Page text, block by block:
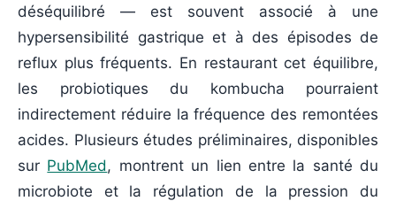
déséquilibré — est souvent associé à une
hypersensibilité gastrique et à des épisodes de
reflux plus fréquents. En restaurant cet équilibre,
les probiotiques du kombucha pourraient
indirectement réduire la fréquence des remontées
acides. Plusieurs études préliminaires, disponibles
sur PubMed, montrent un lien entre la santé du
microbiote et la régulation de la pression du